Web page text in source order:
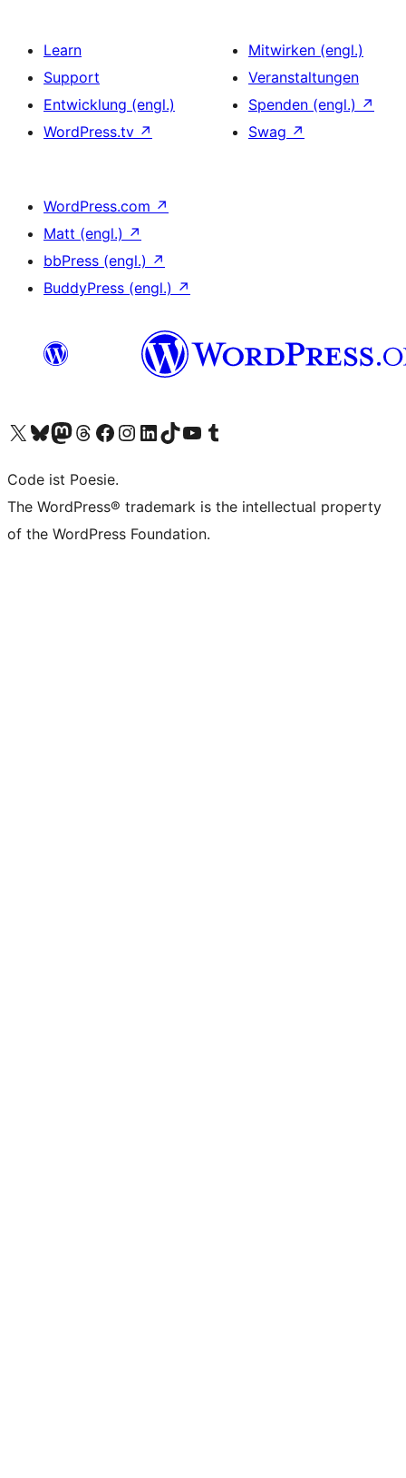
Learn
Support
Entwicklung (engl.)
WordPress.tv ↗
Mitwirken (engl.)
Veranstaltungen
Spenden (engl.) ↗
Swag ↗
WordPress.com ↗
Matt (engl.) ↗
bbPress (engl.) ↗
BuddyPress (engl.) ↗
Unser X-Konto (früher Twitter) besuchen
Unser Bluesky-Konto besuchen
Unser Mastodon-Konto besuchen
Unser Threads-Konto besuchen
Unsere Facebook-Seite besuchen
Unser Instagram-Konto besuchen
Unser LinkedIn-Konto besuchen
Unser TikTok-Konto besuchen
Unseren YouTube-Kanal besuchen
Unser Tumblr-Konto besuchen
Code ist Poesie.
The WordPress® trademark is the intellectual property
of the WordPress Foundation.